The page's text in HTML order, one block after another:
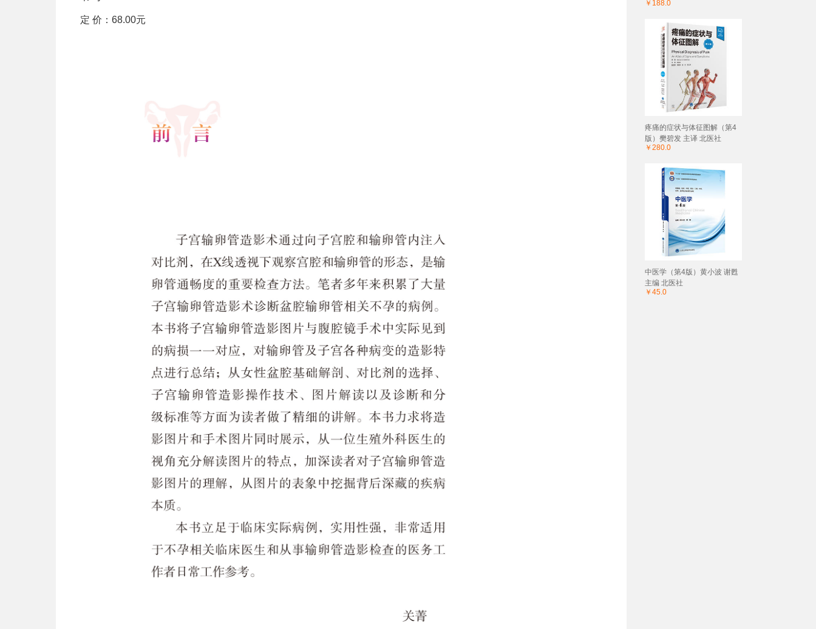
定 价：68.00元
￥188.0
疼痛的症状与体征图解（第4
版）樊碧发 主译 北医社
￥280.0
中医学（第4版）黄小波 谢甦
主编 北医社
￥45.0